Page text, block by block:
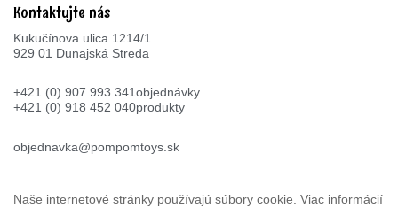
Kontaktujte nás
Kukučínova ulica 1214/1
929 01 Dunajská Streda
+421 (0) 907 993 341objednávky
+421 (0) 918 452 040produkty
objednavka@pompomtoys.sk
Naše internetové stránky používajú súbory cookie. Viac informácií